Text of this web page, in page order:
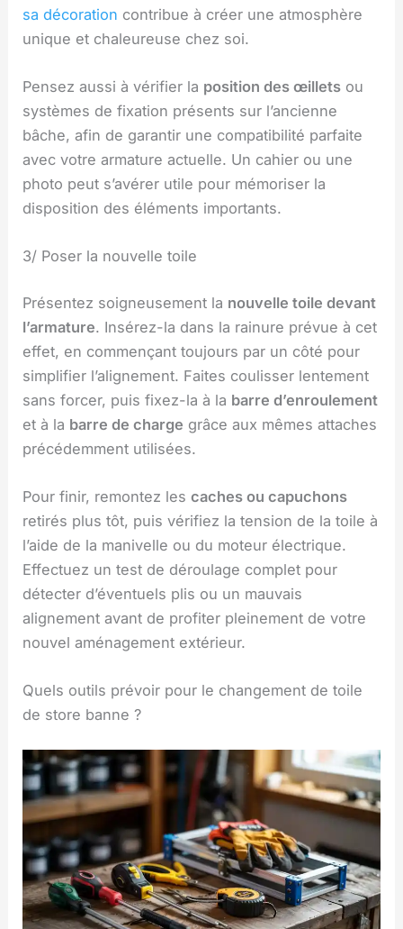
sa décoration contribue à créer une atmosphère
unique et chaleureuse chez soi.
Pensez aussi à vérifier la position des œillets ou
systèmes de fixation présents sur l’ancienne
bâche, afin de garantir une compatibilité parfaite
avec votre armature actuelle. Un cahier ou une
photo peut s’avérer utile pour mémoriser la
disposition des éléments importants.
3/ Poser la nouvelle toile
Présentez soigneusement la nouvelle toile devant
l’armature. Insérez-la dans la rainure prévue à cet
effet, en commençant toujours par un côté pour
simplifier l’alignement. Faites coulisser lentement
sans forcer, puis fixez-la à la barre d’enroulement
et à la barre de charge grâce aux mêmes attaches
précédemment utilisées.
Pour finir, remontez lescaches ou capuchons
retirés plus tôt, puis vérifiez la tension de la toile à
l’aide de la manivelle ou du moteur électrique.
Effectuez un test de déroulage complet pour
détecter d’éventuels plis ou un mauvais
alignement avant de profiter pleinement de votre
nouvel aménagement extérieur.
Quels outils prévoir pour le changement de toile
de store banne ?